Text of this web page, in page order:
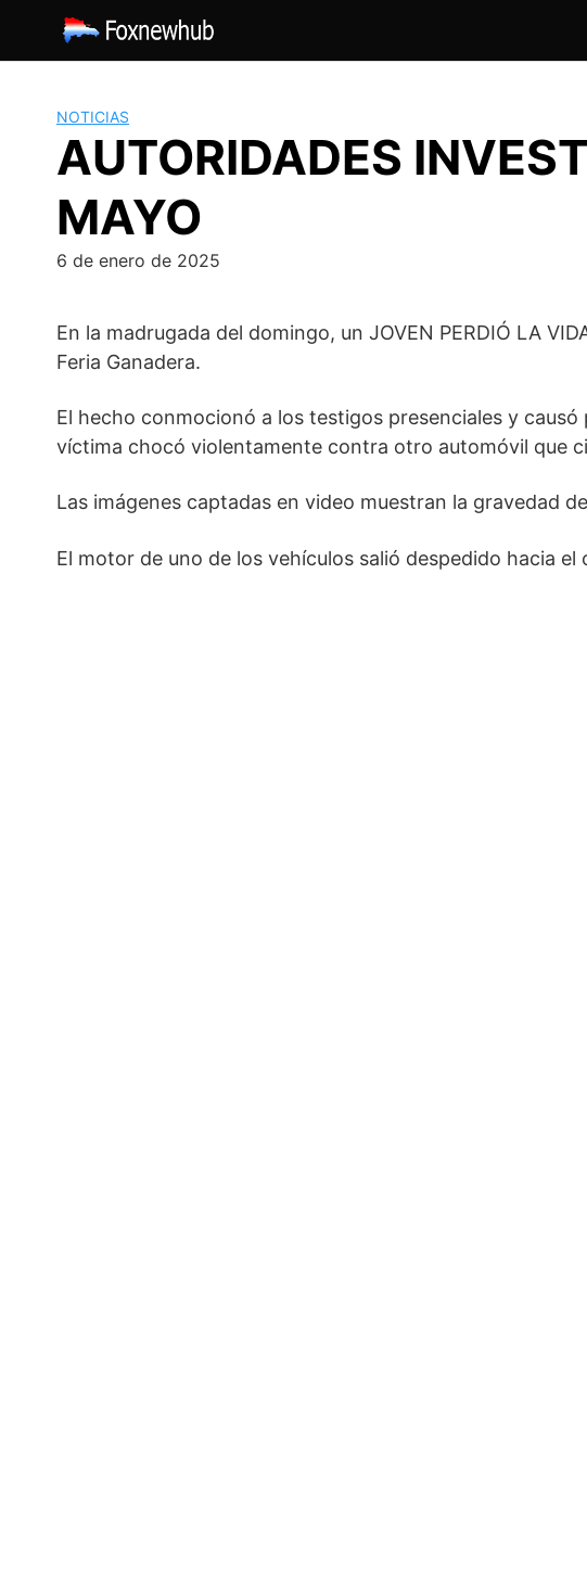
contenido
NOTICIAS
AUTORIDADES
MAYO
6 de enero de 2025
En la madrugada del domingo, un JOVEN PERDIÓ LA
Feria Ganadera.
El hecho conmocionó a los testigos presenciales y
víctima chocó violentamente contra otro automóvil que
Las imágenes captadas en video muestran la gravedad
El motor de uno de los vehículos salió despedido hacia